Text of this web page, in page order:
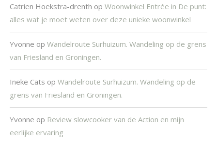
Catrien Hoekstra-drenth op Woonwinkel Entrée in De punt:
alles wat je moet weten over deze unieke woonwinkel
Yvonne op Wandelroute Surhuizum. Wandeling op de grens
van Friesland en Groningen.
Ineke Cats op Wandelroute Surhuizum. Wandeling op de
grens van Friesland en Groningen.
Yvonne op Review slowcooker van de Action en mijn
eerlijke ervaring